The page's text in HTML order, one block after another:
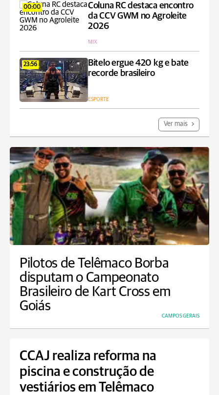
00:00
Coluna RC destaca encontro
da CCV GWM no Agroleite
2026
MIX
23:56
Bitelo ergue 420 kg e bate
recorde brasileiro
ESPORTE
Ver mais
Pilotos de Telêmaco Borba
disputam o Campeonato
Brasileiro de Kart Cross em
Goiás
CAMPOS GERAIS
CCAJ realiza reforma na
piscina e construção de
vestiários em Telêmaco